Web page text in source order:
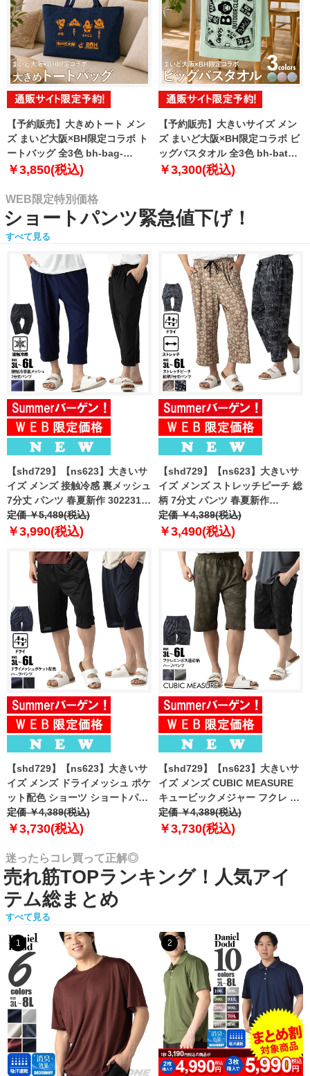
【予約販売】大きめトート メン
ズ まいど大阪×BH限定コラボ ト
ートバッグ 全3色 bh-bag-
sumo999【10月下旬発送予定】
￥3,850(税込)
【予約販売】大きいサイズ メン
ズ まいど大阪×BH限定コラボ ビ
ッグバスタオル 全3色 bh-bath-
sumo999【10月下旬発送予定】
￥3,300(税込)
WEB限定特別価格
ショートパンツ緊急値下げ！
すべて見る
【shd729】【ns623】大きいサ
イズ メンズ 接触冷感 裏メッシュ
7分丈 パンツ 春夏新作 302231az
【fre】
定価 ￥5,489(税込)
￥3,990(税込)
【shd729】【ns623】大きいサ
イズ メンズ ストレッチピーチ 総
柄 7分丈 パンツ 春夏新作
302249az 【fre】
定価 ￥4,389(税込)
￥3,490(税込)
【shd729】【ns623】大きいサ
イズ メンズ ドライメッシュ ポケ
ット配色 ショーツ ショートパン
ツ ハーフパンツ 春夏新作
302252az 【fre】
定価 ￥4,389(税込)
￥3,730(税込)
【shd729】【ns623】大きいサ
イズ メンズ CUBIC MEASURE
キュービックメジャー フクレ エ
ンボス 迷彩柄 ショーツ ショート
パンツ ハーフパンツ 春夏新作
定価 ￥4,389(税込)
￥3,730(税込)
迷ったらコレ買って正解◎
売れ筋TOPランキング！人気アイ
テム総まとめ
すべて見る
1 2